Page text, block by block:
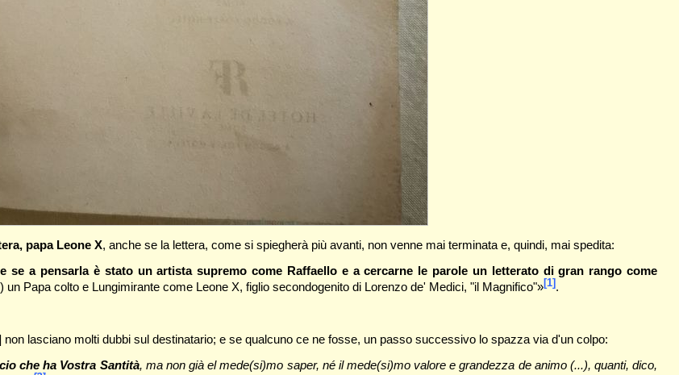
papa Leone X, anche se la lettera, come si spiegherà più avanti, non venne mai terminata e, quindi, mai spedita:
se a pensarla è stato un artista supremo come Raffaello e a cercarne le parole un letterato di gran rango come
Papa colto e Lungimirante come Leone X, figlio secondogenito di Lorenzo de' Medici, "il Magnifico"»[1].
non lasciano molti dubbi sul destinatario; e se qualcuno ce ne fosse, un passo successivo lo spazza via d'un colpo:
che ha Vostra Santità, ma non già el mede(si)mo saper, né il mede(si)mo valore e grandezza de animo (...), quanti, dico,